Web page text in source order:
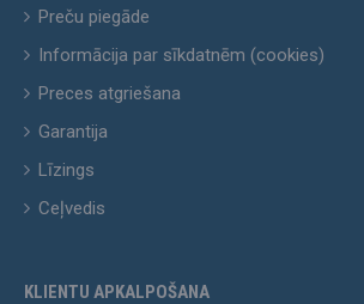
Preču piegāde
Informācija par sīkdatnēm (cookies)
Preces atgriešana
Garantija
Līzings
Ceļvedis
KLIENTU APKALPOŠANA